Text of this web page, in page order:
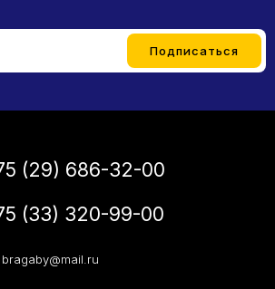
(29) 686-32-00
(33) 320-99-00
bragaby@mail.ru